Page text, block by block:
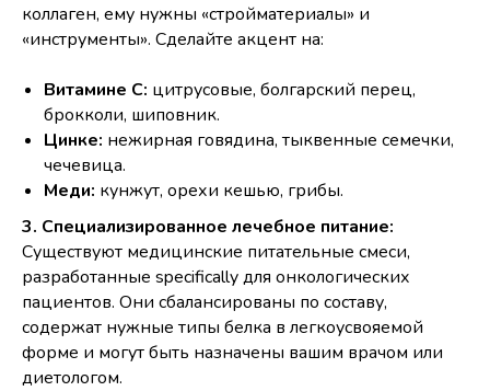
коллаген, ему нужны «стройматериалы» и
«инструменты». Сделайте акцент на:
Витамине С: цитрусовые, болгарский перец,
брокколи, шиповник.
Цинке: нежирная говядина, тыквенные семечки,
чечевица.
Меди: кунжут, орехи кешью, грибы.
3. Специализированное лечебное питание:
Существуют медицинские питательные смеси,
разработанные specifically для онкологических
пациентов. Они сбалансированы по составу,
содержат нужные типы белка в легкоусвояемой
форме и могут быть назначены вашим врачом или
диетологом.